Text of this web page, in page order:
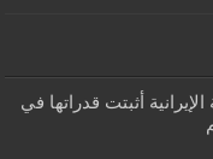
أثبتت قدراتها في